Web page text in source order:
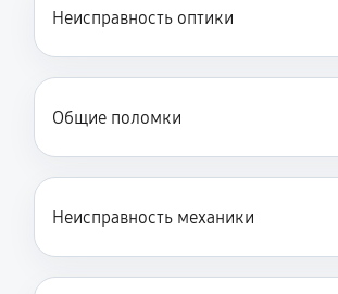
Неисправность оптики
Общие поломки
Неисправность механики